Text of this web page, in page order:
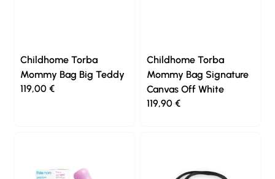
Childhome Torba
Mommy Bag Big Teddy
119,00€
Childhome Torba
Mommy Bag Signature
Canvas Off White
119,90 €